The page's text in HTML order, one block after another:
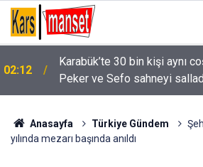
01:58 Niğde’de iki otomobil
Anasayfa Türkiye Gündem
yılında mezarı başında anıldı